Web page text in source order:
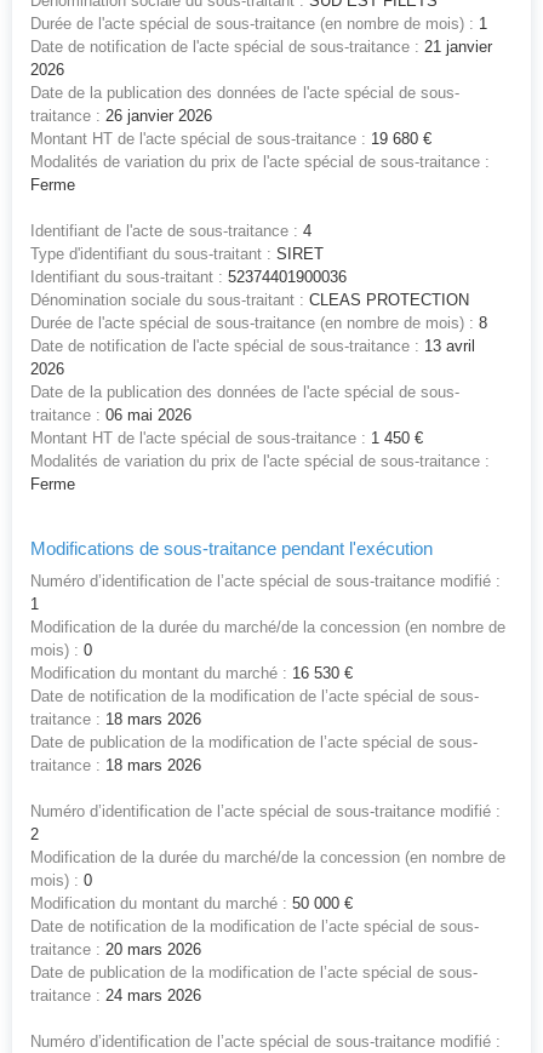
Durée de l'acte spécial de sous-traitance (en nombre de mois) : 1
Date de notification de l'acte spécial de sous-traitance : 21 janvier
2026
Date de la publication des données de l'acte spécial de sous-
traitance : 26 janvier 2026
Montant HT de l'acte spécial de sous-traitance : 19 680 €
Modalités de variation du prix de l'acte spécial de sous-traitance :
Ferme
Identifiant de l'acte de sous-traitance : 4
Type d'identifiant du sous-traitant : SIRET
Identifiant du sous-traitant : 52374401900036
Dénomination sociale du sous-traitant : CLEAS PROTECTION
Durée de l'acte spécial de sous-traitance (en nombre de mois) : 8
Date de notification de l'acte spécial de sous-traitance : 13 avril
2026
Date de la publication des données de l'acte spécial de sous-
traitance : 06 mai 2026
Montant HT de l'acte spécial de sous-traitance : 1 450 €
Modalités de variation du prix de l'acte spécial de sous-traitance :
Ferme
Modifications de sous-traitance pendant l'exécution
Numéro d’identification de l’acte spécial de sous-traitance modifié :
1
Modification de la durée du marché/de la concession (en nombre de
mois) : 0
Modification du montant du marché : 16 530 €
Date de notification de la modification de l’acte spécial de sous-
traitance : 18 mars 2026
Date de publication de la modification de l’acte spécial de sous-
traitance : 18 mars 2026
Numéro d’identification de l’acte spécial de sous-traitance modifié :
2
Modification de la durée du marché/de la concession (en nombre de
mois) : 0
Modification du montant du marché : 50 000 €
Date de notification de la modification de l’acte spécial de sous-
traitance : 20 mars 2026
Date de publication de la modification de l’acte spécial de sous-
traitance : 24 mars 2026
Numéro d’identification de l’acte spécial de sous-traitance modifié :